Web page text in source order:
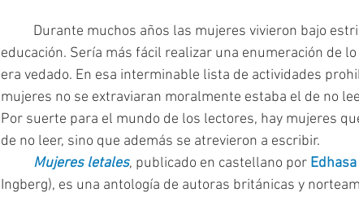
educación. Sería más fácil realizar una enumeración de
era vedado. En esa interminable lista de actividades
mujeres no se extraviaran moralmente estaba el de no
Por suerte para el mundo de los lectores, hay mujeres
de no leer, sino que además se atrevieron a escribir.
Mujeres letales, publicado en castellano por Edhasa
Ingberg), es una antología de autoras británicas y